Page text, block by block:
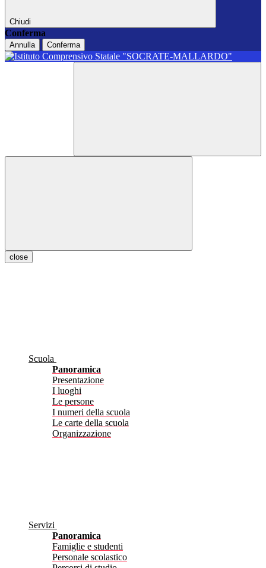
Chiudi
Conferma
Annulla Conferma
close
Scuola
Panoramica
Presentazione
I luoghi
Le persone
I numeri della scuola
Le carte della scuola
Organizzazione
Servizi
Panoramica
Famiglie e studenti
Personale scolastico